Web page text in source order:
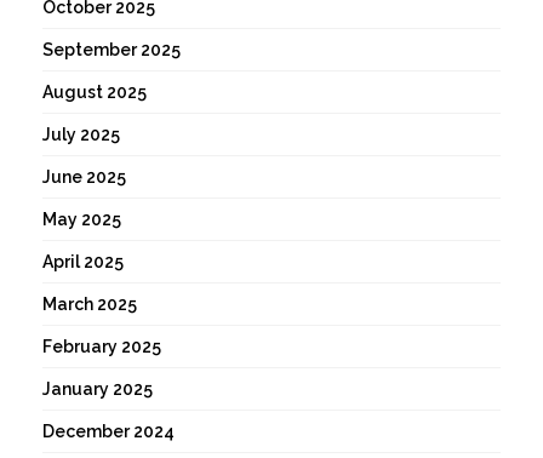
October 2025
September 2025
August 2025
July 2025
June 2025
May 2025
April 2025
March 2025
February 2025
January 2025
December 2024